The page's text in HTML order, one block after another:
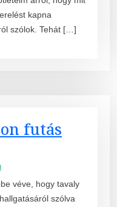
kapna
szólok. Tehát […]
futás
véve, hogy tavaly
szólva